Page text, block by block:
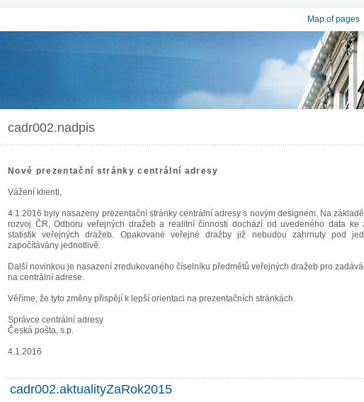
Map of pages
cadr002.nadpis
Nové prezentační stránky centrální adresy
Vážení klienti,
4.1.2016 byly nasazeny prezentační stránky centrální adresy s novým designem. Na
rozvoj ČR, Odboru veřejných dražeb a realitní činnosti dochází od uvedeného data ke
statistik veřejných dražeb. Opakované veřejné dražby již nebudou zahrnuty pod
započítávány jednotlivě.
Další novinkou je nasazení zredukovaného číselníku předmětů veřejných dražeb pro
na centrální adrese.
Věříme, že tyto změny přispějí k lepší orientaci na prezentačních stránkách.
Správce centrální adresy
Česká pošta, s.p.
4.1.2016
cadr002.aktualityZaRok2015